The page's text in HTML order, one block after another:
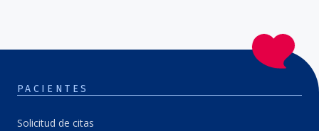
PACIENTES
Solicitud de citas